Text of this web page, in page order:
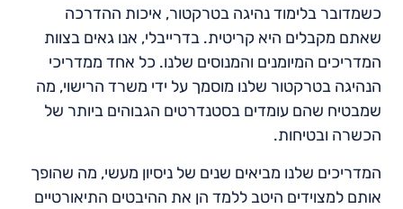
כשמדובר בלימוד נהיגה בטרקטור, איכות ההדרכה
שאתם מקבלים היא קריטית. בדרייבלי, אנו גאים בצוות
המדריכים המיומנים והמנוסים שלנו. כל אחד ממדריכי
הנהיגה בטרקטור שלנו מוסמך על ידי משרד הרישוי, מה
שמבטיח שהם עומדים בסטנדרטים הגבוהים ביותר של
הכשרה ובטיחות.
המדריכים שלנו מביאים שנים של ניסיון מעשי, מה שהופך
אותם למצוידים היטב ללמד הן את ההיבטים התיאורטיים